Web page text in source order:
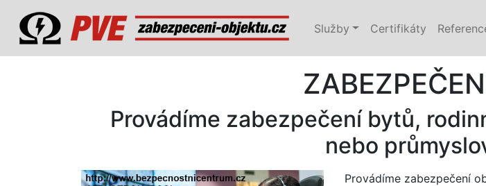
Služby Certifikáty
Provádíme zabezpečení bytů,
nebo
Provádíme zabezpečení